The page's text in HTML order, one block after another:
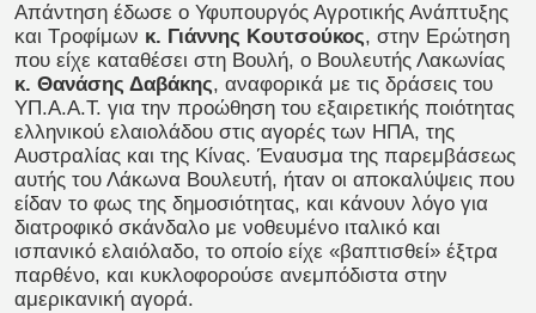
Απάντηση έδωσε ο Υφυπουργός Αγροτικής Ανάπτυξης
και Τροφίμων κ. Γιάννης Κουτσούκος, στην Ερώτηση
που είχε καταθέσει στη Βουλή, ο Βουλευτής Λακωνίας
κ. Θανάσης Δαβάκης, αναφορικά με τις δράσεις του
ΥΠ.Α.Α.Τ. για την προώθηση του εξαιρετικής ποιότητας
ελληνικού ελαιολάδου στις αγορές των ΗΠΑ, της
Αυστραλίας και της Κίνας. Έναυσμα της παρεμβάσεως
αυτής του Λάκωνα Βουλευτή, ήταν οι αποκαλύψεις που
είδαν το φως της δημοσιότητας, και κάνουν λόγο για
διατροφικό σκάνδαλο με νοθευμένο ιταλικό και
ισπανικό ελαιόλαδο, το οποίο είχε «βαπτισθεί» έξτρα
παρθένο, και κυκλοφορούσε ανεμπόδιστα στην
αμερικανική αγορά.